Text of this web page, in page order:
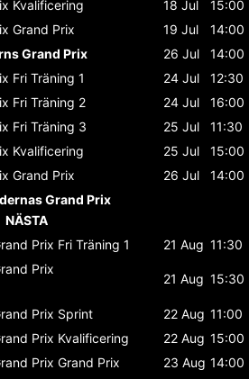
Kvalificering 18 Jul
15:00
Grand Prix 19 Jul
14:00
Grand Prix
26 Jul
14:00
Fri Träning 1 24 Jul
12:30
Fri Träning 2 24 Jul
16:00
Fri Träning 3 25 Jul
11:30
Kvalificering 25 Jul
15:00
Grand Prix 26 Jul
14:00
Grand Prix
NÄSTA
Prix Fri Träning 1 21 Aug 11:30
Prix
21 Aug 15:30
Prix Sprint 22 Aug 11:00
Prix Kvalificering 22 Aug 15:00
Prix Grand Prix 23 Aug 14:00